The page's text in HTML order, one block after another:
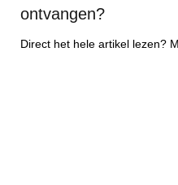
ontvangen?
Direct het hele artikel lezen?